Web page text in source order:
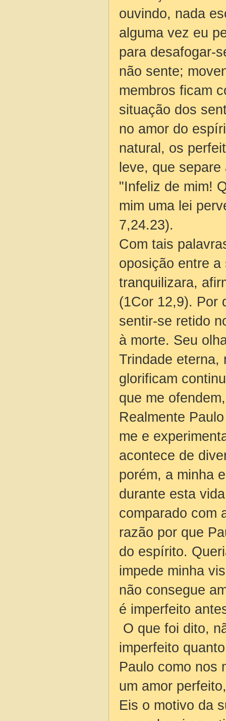
ouvindo, nada
alguma vez eu
para desafogar-
não sente;
membros ficam
situação dos
no amor do
natural, os
leve, que
"Infeliz de mim!
mim uma lei
7,24.23).
Com tais
oposição entre
tranquilizara,
(1Cor 12,9). Por
sentir-se retido
à morte. Seu
Trindade eterna,
glorificam
que me
Realmente
me e
acontece de
porém, a minha
durante esta
comparado com
razão por que
do espírito.
impede minha
não consegue
é imperfeito
O que foi dito,
imperfeito
Paulo como nos
um amor
Eis o motivo da